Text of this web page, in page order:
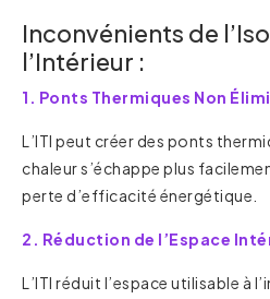
Inconvénients de
l’Intérieur :
1. Ponts Thermiques Non
L’ITI peut créer des ponts
chaleur s’échappe plus
perte d’efficacité énergétique.
2. Réduction de l’Espace
L’ITI réduit l’espace utilisable à